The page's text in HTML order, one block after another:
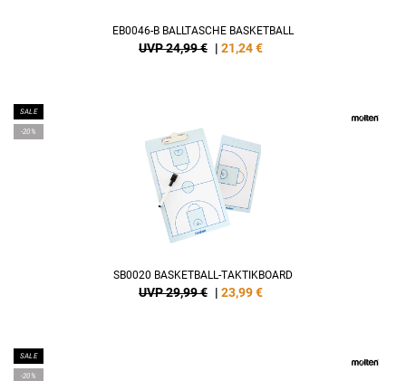
EB0046-B BALLTASCHE BASKETBALL
UVP 24,99 € | 21,24€
SALE
-20%
SB0020 BASKETBALL-TAKTIKBOARD
UVP 29,99 € | 23,99€
SALE
-20%